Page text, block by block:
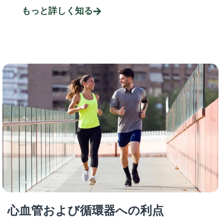
もっと詳しく知る
心血管および循環器への利点